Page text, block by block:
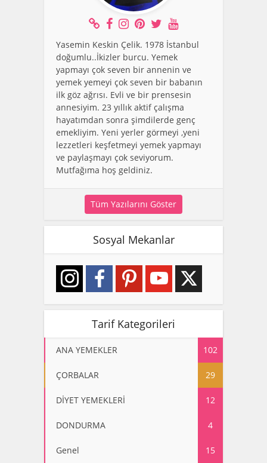
Yasemin Keskin Çelik. 1978 İstanbul
doğumlu..İkizler burcu. Yemek
yapmayı çok seven bir annenin ve
yemek yemeyi çok seven bir babanın
ilk göz ağrısı. Evli ve bir prensesin
annesiyim. 23 yıllık aktif çalışma
hayatımdan sonra şimdilerde genç
emekliyim. Yeni yerler görmeyi ,yeni
lezzetleri keşfetmeyi yemek yapmayı
ve paylaşmayı çok seviyorum.
Mutfağıma hoş geldiniz.
Tüm Yazılarını Göster
Sosyal Mekanlar
Tarif Kategorileri
ANA YEMEKLER 102
ÇORBALAR 29
DİYET YEMEKLERİ 12
DONDURMA 4
Genel 15